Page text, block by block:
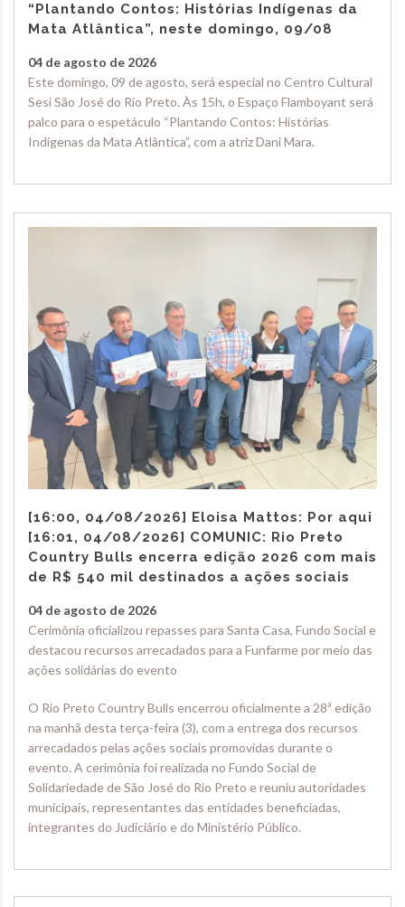
“Plantando Contos: Histórias Indígenas da
Mata Atlântica”, neste domingo, 09/08
04 de agosto de 2026
Este domingo, 09 de agosto, será especial no Centro Cultural
Sesi São José do Rio Preto. Às 15h, o Espaço Flamboyant será
palco para o espetáculo “Plantando Contos: Histórias
Indígenas da Mata Atlântica”, com a atriz Dani Mara.
[16:00, 04/08/2026] Eloisa Mattos: Por aqui
[16:01, 04/08/2026] COMUNIC: Rio Preto
Country Bulls encerra edição 2026 com mais
de R$ 540 mil destinados a ações sociais
04 de agosto de 2026
Cerimônia oficializou repasses para Santa Casa, Fundo Social e
destacou recursos arrecadados para a Funfarme por meio das
ações solidárias do evento
O Rio Preto Country Bulls encerrou oficialmente a 28ª edição
na manhã desta terça-feira (3), com a entrega dos recursos
arrecadados pelas ações sociais promovidas durante o
evento. A cerimônia foi realizada no Fundo Social de
Solidariedade de São José do Rio Preto e reuniu autoridades
municipais, representantes das entidades beneficiadas,
integrantes do Judiciário e do Ministério Público.